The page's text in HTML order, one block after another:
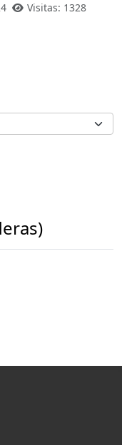
Visitas: 1328
A01